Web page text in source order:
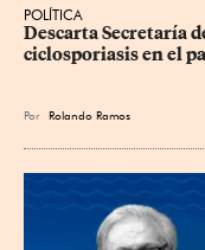
POLÍTICA
Descarta Secretaría
ciclosporiasis en el
Por Rolando Ramos